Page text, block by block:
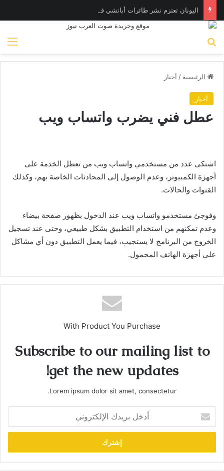
اليونان تعتزم نشر طائرات أباتشي في الإمارات لصيد المسـيّرات
الرئيسية / أخبار
أخبار
عطل فني يضرب واتساب ويب
اشتكى عدد من مستخدمي واتساب ويب من تعطل الخدمة على
أجهزة الكمبيوتر، وعدم الوصول إلى المحادثات الخاصة بهم، وكذلك
القنوات والحالات.
وفوجئ مستخدمو واتساب ويب عند الدخول بظهور صفحة بيضاء
وعدم تمكنهم من استخدام التطبيق بشكل طبيعي، وحتى عند تسجيل
الخروج من البرنامج لا يستجيب، فيما يعمل التطبيق دون أي مشاكل
على أجهزة الهاتف المحمول.
With Product You Purchase
Subscribe to our mailing list to
get the new updates!
Lorem ipsum dolor sit amet, consectetur.
بريدك
الإلكتروني